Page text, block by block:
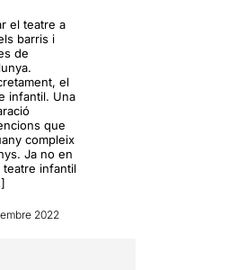
el teatre a
barris i
de
el
infantil. Una
que
compleix
Ja no en
teatre infantil
2022